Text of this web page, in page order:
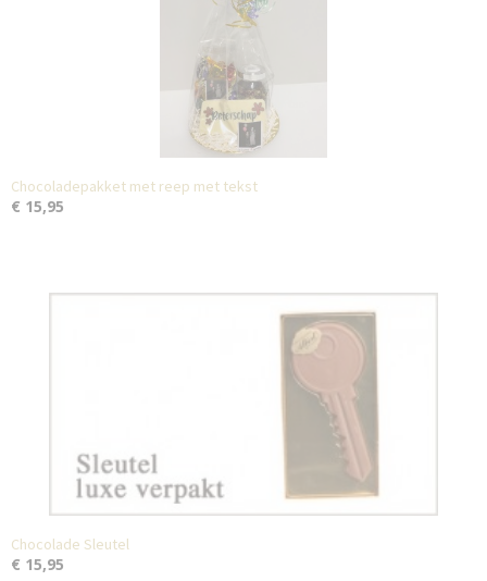
Chocoladepakket met reep met tekst
€ 15,95
Chocolade Sleutel
€ 15,95